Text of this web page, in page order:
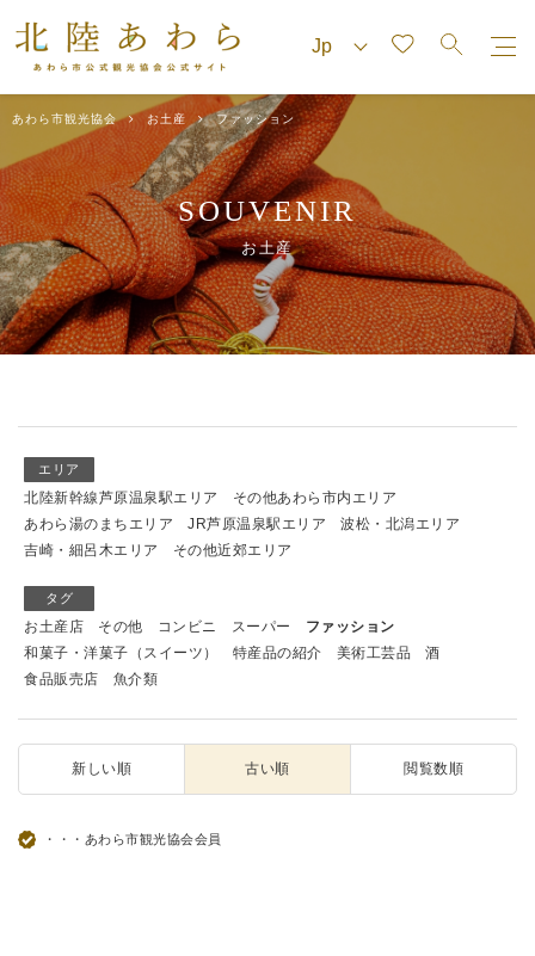
あわら市観光協会 お土産 ファッション
SOUVENIR
お土産
エリア
北陸新幹線芦原温泉駅エリア
その他あわら市内エリア
あわら湯のまちエリア
JR芦原温泉駅エリア
波松・北潟エリア
吉崎・細呂木エリア
その他近郊エリア
タグ
お土産店 その他 コンビニ スーパー
ファッション
和菓子・洋菓子（スイーツ）
特産品の紹介 美術工芸品
酒
食品販売店
魚介類
新しい順 古い順 閲覧数順
・・・あわら市観光協会会員